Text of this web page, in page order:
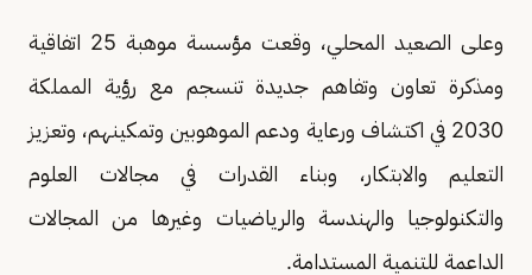
وعلى الصعيد المحلي، وقعت مؤسسة موهبة 25 اتفاقية
ومذكرة تعاون وتفاهم جديدة تنسجم مع رؤية المملكة
2030 في اكتشاف ورعاية ودعم الموهوبين وتمكينهم، وتعزيز
التعليم والابتكار، وبناء القدرات في مجالات العلوم
والتكنولوجيا والهندسة والرياضيات وغيرها من المجالات
الداعمة للتنمية المستدامة.